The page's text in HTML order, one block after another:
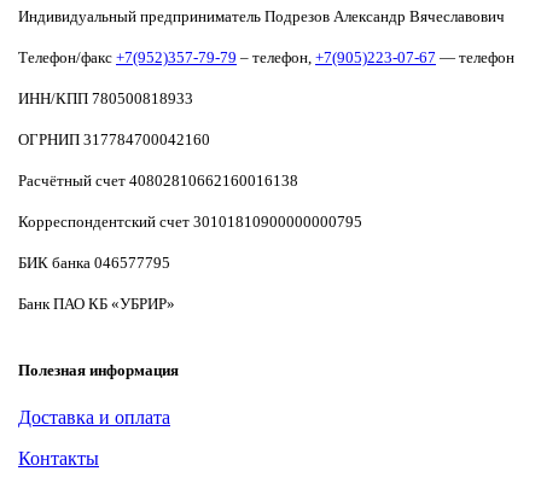
Индивидуальный предприниматель Подрезов Александр Вячеславович
Телефон/факс +7(952)357-79-79 – телефон, +7(905)223-07-67 — телефон
ИНН/КПП 780500818933
ОГРНИП 317784700042160
Расчётный счет 40802810662160016138
Корреспондентский счет 30101810900000000795
БИК банка 046577795
Банк ПАО КБ «УБРИР»
Полезная информация
Доставка и оплата
Контакты